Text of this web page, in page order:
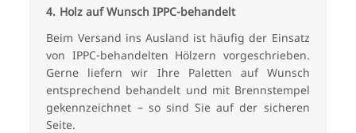
Holz auf Wunsch IPPC-behandelt
Beim Versand ins Ausland ist häufig der Einsatz
von IPPC-behandelten Hölzern vorgeschrieben.
Gerne liefern wir Ihre Paletten auf Wunsch
entsprechend behandelt und mit Brennstempel
gekennzeichnet – so sind Sie auf der sicheren
Seite.